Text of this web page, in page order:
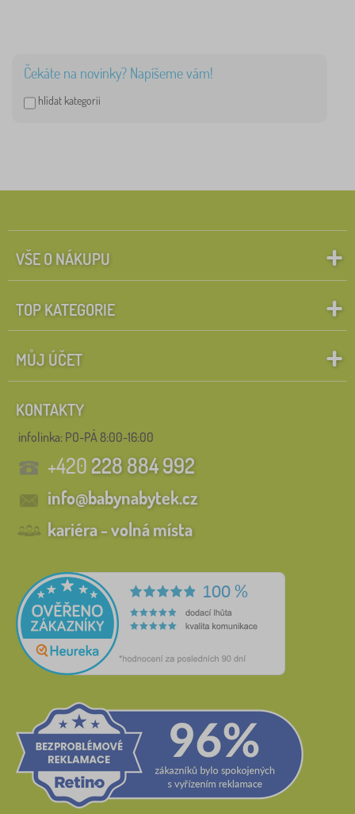
Čekáte na novinky? Napíšeme vám!
hlídat kategorii
VŠE O NÁKUPU
TOP KATEGORIE
MŮJ ÚČET
KONTAKTY
infolinka: PO-PÁ 8:00-16:00
+420228 884 992
info@babynabytek.cz
kariéra - volná místa